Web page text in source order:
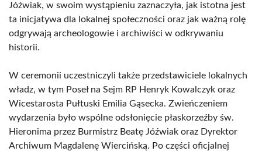
Jóźwiak, w swoim wystąpieniu zaznaczyła, jak istotna jest
ta inicjatywa dla lokalnej społeczności oraz jak ważną rolę
odgrywają archeologowie i archiwiści w odkrywaniu
historii.
W ceremonii uczestniczyli także przedstawiciele lokalnych
władz, w tym Poseł na Sejm RP Henryk Kowalczyk oraz
Wicestarosta Pułtuski Emilia Gąsecka. Zwieńczeniem
wydarzenia było wspólne odsłonięcie płaskorzeźby św.
Hieronima przez Burmistrz Beatę Jóźwiak oraz Dyrektor
Archiwum Magdalenę Wiercińską. Po części oficjalnej